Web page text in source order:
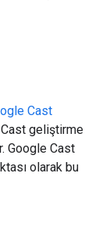
Cast
geliştirme
Google Cast
olarak bu